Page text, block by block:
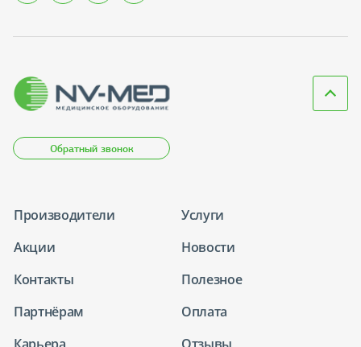
Обратный звонок
Производители
Услуги
Акции
Новости
Контакты
Полезное
Партнёрам
Оплата